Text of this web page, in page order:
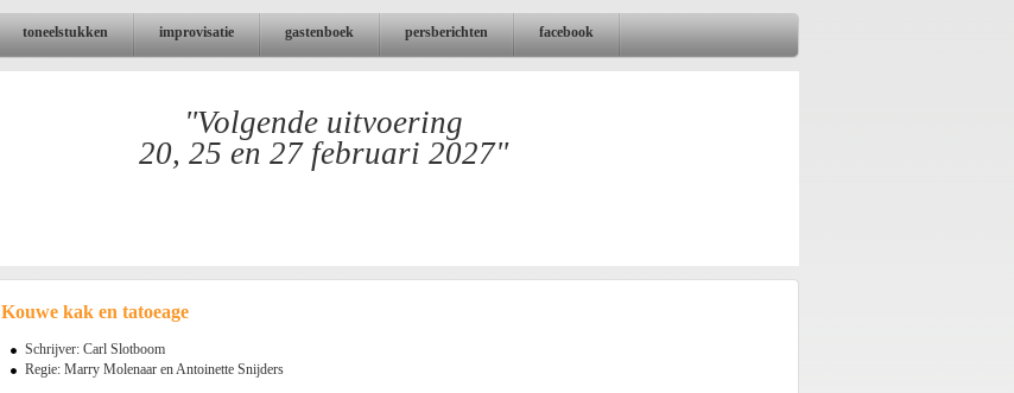
toneelstukken improvisatie gastenboek persberichten facebook
"Volgende uitvoering
20, 25 en 27 februari 2027"
Kouwe kak en tatoeage
Schrijver: Carl Slotboom
Regie: Marry Molenaar en Antoinette Snijders